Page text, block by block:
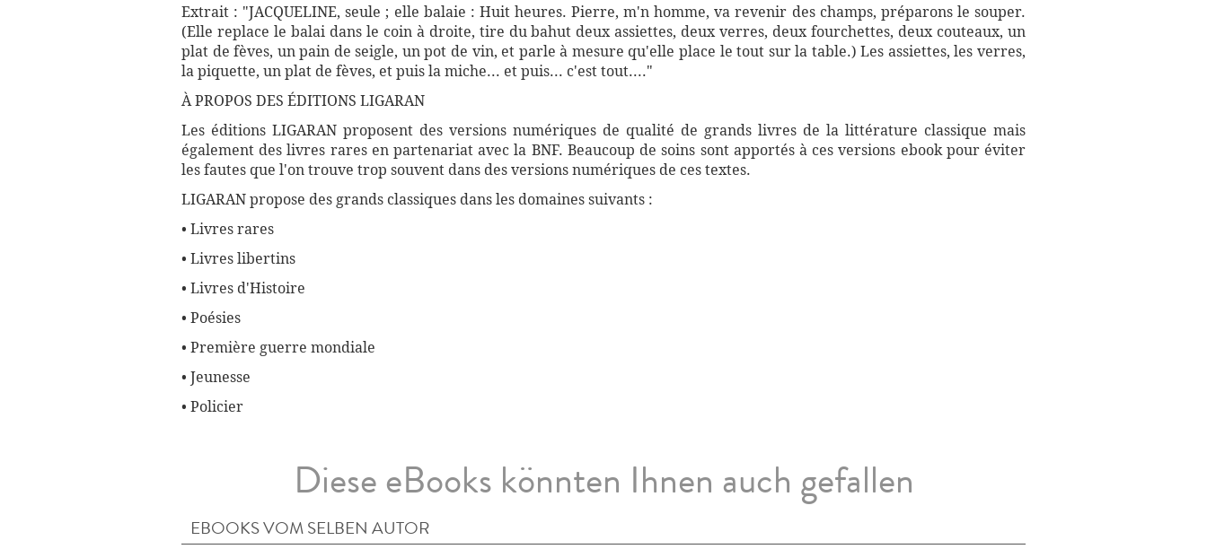
Extrait : "JACQUELINE, seule ; elle balaie : Huit heures. Pierre, m'n homme, va revenir des champs, préparons le souper.
(Elle replace le balai dans le coin à droite, tire du bahut deux assiettes, deux verres, deux fourchettes, deux couteaux, un
plat de fèves, un pain de seigle, un pot de vin, et parle à mesure qu'elle place le tout sur la table.) Les assiettes, les verres,
la piquette, un plat de fèves, et puis la miche... et puis... c'est tout...."
À PROPOS DES ÉDITIONS LIGARAN
Les éditions LIGARAN proposent des versions numériques de qualité de grands livres de la littérature classique mais
également des livres rares en partenariat avec la BNF. Beaucoup de soins sont apportés à ces versions ebook pour éviter
les fautes que l'on trouve trop souvent dans des versions numériques de ces textes.
LIGARAN propose des grands classiques dans les domaines suivants :
• Livres rares
• Livres libertins
• Livres d'Histoire
• Poésies
• Première guerre mondiale
• Jeunesse
• Policier
Diese eBooks könnten Ihnen auch gefallen
EBOOKS VOM SELBEN AUTOR